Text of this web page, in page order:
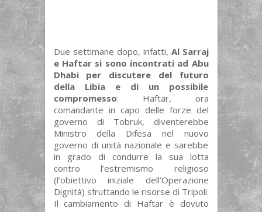
Due settimane dopo, infatti, Al Sarraj
e Haftar si sono incontrati ad Abu
Dhabi per discutere del futuro
della Libia e di un possibile
compromesso: Haftar, ora
comandante in capo delle forze del
governo di Tobruk, diventerebbe
Ministro della Difesa nel nuovo
governo di unità nazionale e sarebbe
in grado di condurre la sua lotta
contro l’estremismo religioso
(l’obiettivo iniziale dell’Operazione
Dignità) sfruttando le risorse di Tripoli.
Il cambiamento di Haftar è dovuto